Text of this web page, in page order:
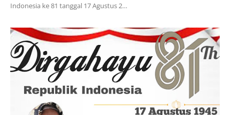
Indonesia ke 81 tanggal 17 Agustus 2…